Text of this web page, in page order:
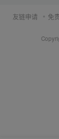
友链申请 免